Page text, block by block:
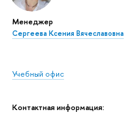
Менеджер
Сергеева Ксения Вячеславовна
Учебный офис
Контактная информация: